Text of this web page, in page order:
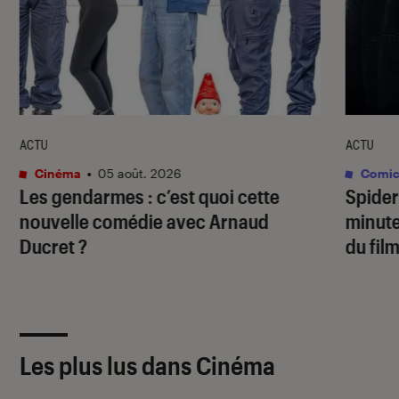
Les gendarmes : c’est quoi cette
nouvelle comédie avec Arnaud
Ducret ?
ACTU
Cinéma • 05 août. 2026
du
ACTU
Les plus lus dans Cinéma